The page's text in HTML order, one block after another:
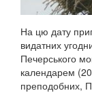
На цю дату
видатних
Печерського
календарем
преподобних,